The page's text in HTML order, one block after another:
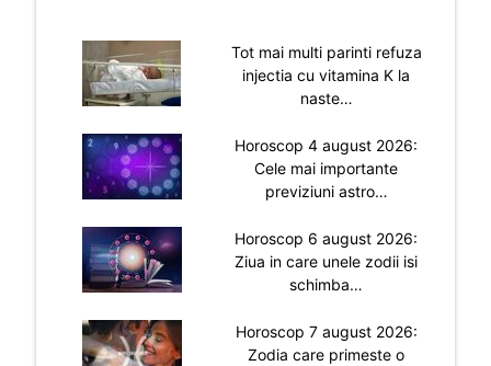
Tot mai multi parinti refuza
injectia cu vitamina K la
naste…
Horoscop 4 august 2026:
Cele mai importante
previziuni astro…
Horoscop 6 august 2026:
Ziua in care unele zodii isi
schimba…
Horoscop 7 august 2026:
Zodia care primeste o